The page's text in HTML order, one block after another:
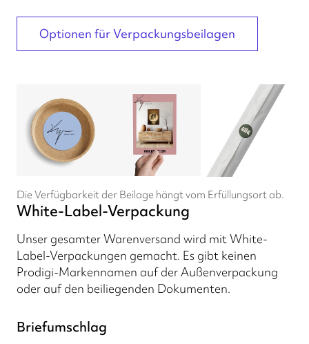
Optionen für Verpackungsbeilagen
Die Verfügbarkeit der Beilage hängt vom Erfüllungsort ab.
White-Label-Verpackung
Unser gesamter Warenversand wird mit White-
Label-Verpackungen gemacht. Es gibt keinen
Prodigi-Markennamen auf der Außenverpackung
oder auf den beiliegenden Dokumenten.
Briefumschlag